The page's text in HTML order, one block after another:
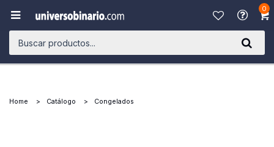
0

Home Catálogo Congelados